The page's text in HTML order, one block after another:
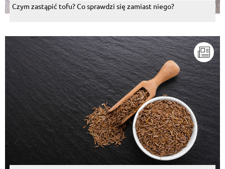
Czym zastąpić tofu? Co sprawdzi się zamiast niego?